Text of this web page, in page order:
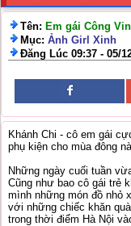
Tên: Em gái Công
Mục: Ảnh Girl Xinh
Đăng Lúc 09:37 - 05/
Khánh Chi - cô em gái
phụ kiện cho mùa đông
Những ngày cuối tuần
Cũng như bao cô gái trẻ
mình những món đồ nhỏ
với những chiếc khăn
trong thời điểm Hà Nội